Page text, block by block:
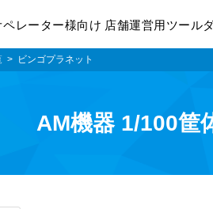
ペレーター様向け 店舗運営用ツール
ビンゴプラネット
AM機器 1/100筐